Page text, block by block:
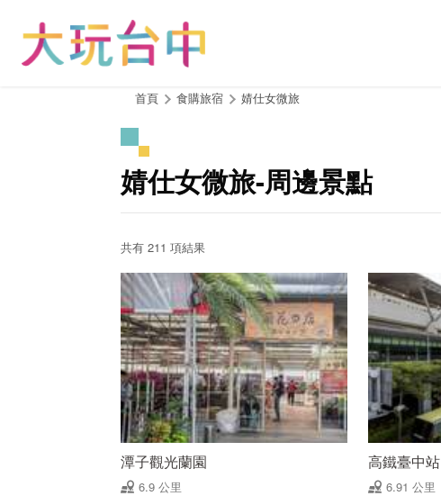
首頁 食購旅宿 婧仕女微旅
婧仕女微旅-周邊景點
共有 211 項結果
潭子觀光蘭園
6.9 公里
高鐵臺中站
6.91 公里